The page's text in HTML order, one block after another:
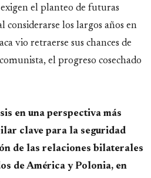
el planteo de futuras
considerarse los largos años en
vio retraerse sus chances de
el progreso cosechado
en una perspectiva más
clave para la seguridad
de las relaciones bilaterales
de América y Polonia, en